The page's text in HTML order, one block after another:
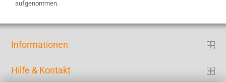
aufgenommen.
Informationen
Hilfe & Kontakt